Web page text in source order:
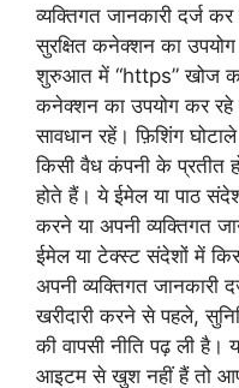
व्यक्तिगत जानकारी दर्ज
सुरक्षित कनेक्शन का
शुरुआत में “https” खोज
कनेक्शन का उपयोग कर रहे
सावधान रहें। फ़िशिंग
किसी वैध कंपनी के प्रतीत
होते हैं। ये ईमेल या पाठ
करने या अपनी व्यक्तिगत
ईमेल या टेक्स्ट संदेशों में
अपनी व्यक्तिगत जानकारी
खरीदारी करने से पहले,
की वापसी नीति पढ़ ली
आइटम से खुश नहीं हैं तो